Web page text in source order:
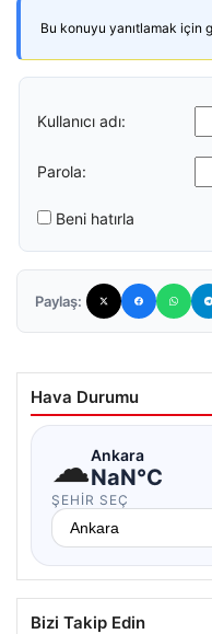
Bu konuyu yanıtlamak için
Kullanıcı adı:
Parola:
Beni hatırla
Paylaş:
Hava Durumu
☁Ankara
NaN°C
ŞEHIR SEÇ
Bizi Takip Edin